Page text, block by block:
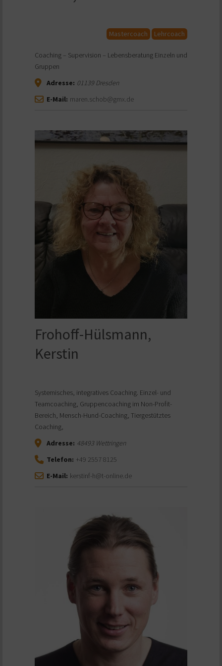
Mastercoach Lehrcoach
Coaching – Supervision – Lebensberatung Einzeln und
Gruppen
Adresse: 01139Dresden
E-Mail: maren.schob@gmx.de
Frohoff-Hülsmann,
Kerstin
Systemisches, integratives Coaching. Einzel- und
Teamcoaching, Gruppencoaching im Non-Profit-
Bereich, Mensch-Hund-Coaching, Tiergestütztes
Coaching,
Adresse: 48493Wettringen
Telefon: +49 2557 8125
E-Mail: kerstinf-h@t-online.de